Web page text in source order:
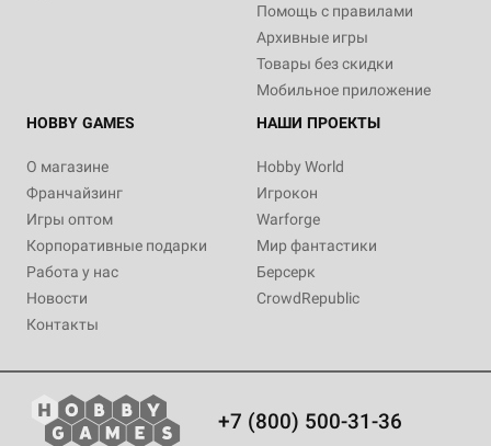
Помощь с правилами
Архивные игры
Товары без скидки
Мобильное приложение
HOBBY GAMES
О магазине
Франчайзинг
Игры оптом
Корпоративные подарки
Работа у нас
Новости
Контакты
НАШИ ПРОЕКТЫ
Hobby World
Игрокон
Warforge
Мир фантастики
Берсерк
CrowdRepublic
+7 (800) 500-31-36